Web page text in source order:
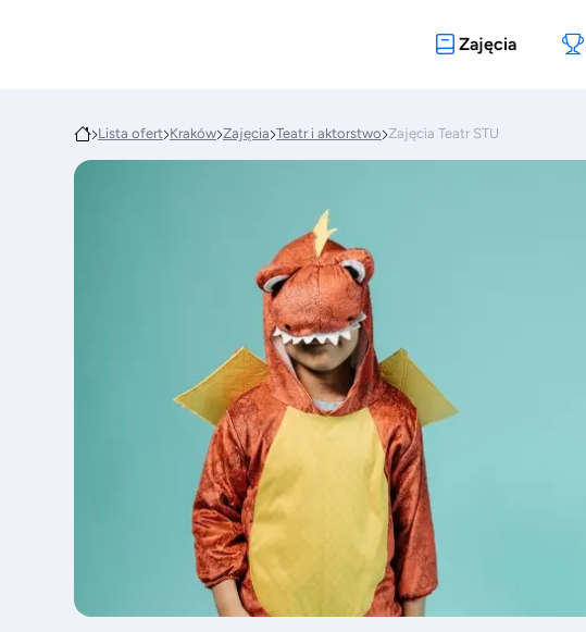
Zajęcia
Lista ofert Kraków Zajęcia Teatr i aktorstwo Zajęcia Teatr STU